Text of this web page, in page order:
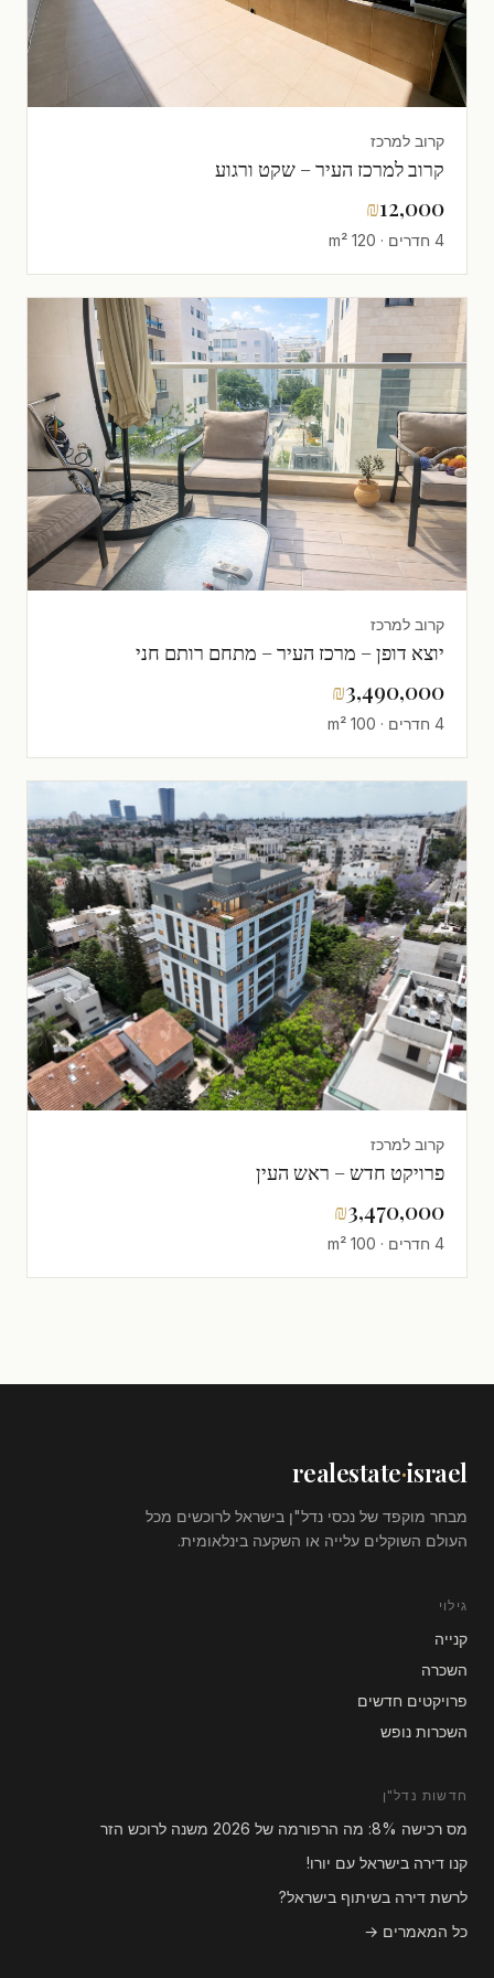
קרוב למרכז
קרוב למרכז העיר – שקט ורגוע
₪12,000
4 חדרים · 120 m²
קרוב למרכז
יוצא דופן – מרכז העיר – מתחם רותם חני
₪3,490,000
4 חדרים · 100 m²
קרוב למרכז
פרויקט חדש – ראש העין
₪3,470,000
4 חדרים · 100 m²
realestate·israel
מבחר מוקפד של נכסי נדל"ן בישראל לרוכשים מכל
העולם השוקלים עלייה או השקעה בינלאומית.
גילוי
קנייה
השכרה
פרויקטים חדשים
השכרות נופש
חדשות נדל"ן
מס רכישה 8%: מה הרפורמה של 2026 משנה לרוכש הזר
קנו דירה בישראל עם יורו!
לרשת דירה בשיתוף בישראל?
כל המאמרים →